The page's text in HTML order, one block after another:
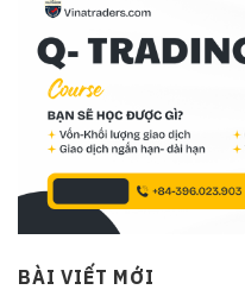
BÀI VIẾT MỚI